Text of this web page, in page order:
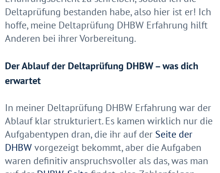
Deltaprüfung bestanden habe, also hier ist er! Ich
hoffe, meine Deltaprüfung DHBW Erfahrung hilft
Anderen bei ihrer Vorbereitung.
Der Ablauf der Deltaprüfung DHBW – was dich
erwartet
In meiner Deltaprüfung DHBW Erfahrung war der
Ablauf klar strukturiert. Es kamen wirklich nur die
Aufgabentypen dran, die ihr auf der Seite der
DHBWvorgezeigt bekommt, aber die Aufgaben
waren definitiv anspruchsvoller als das, was man